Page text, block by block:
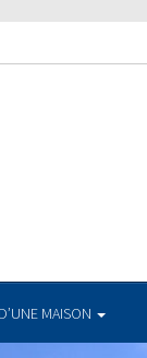
MAISON